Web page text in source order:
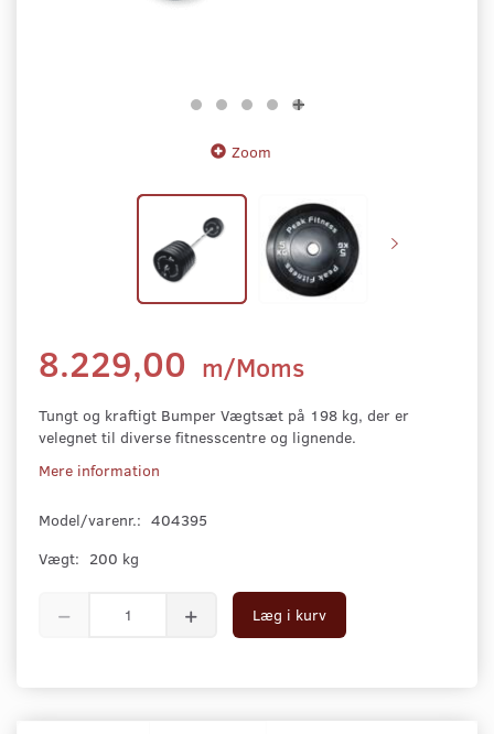
Zoom
8.229,00 m/Moms
Tungt og kraftigt Bumper Vægtsæt på 198 kg, der er
velegnet til diverse fitnesscentre og lignende.
Mere information
Model/varenr.: 404395
Vægt: 200 kg
Læg i kurv